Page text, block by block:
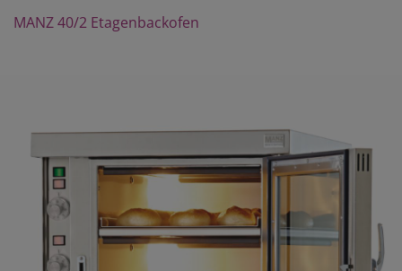
MANZ 40/2 Etagenbackofen